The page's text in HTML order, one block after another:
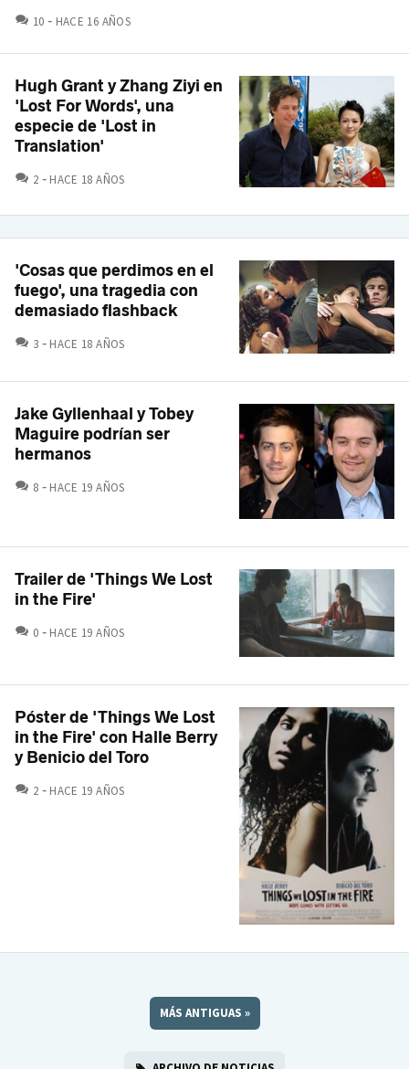
10 COMENTARIOS
HACE 16 AÑOS
Hugh Grant y Zhang Ziyi en
'Lost For Words', una
especie de 'Lost in
Translation'
2 COMENTARIOS
HACE 18 AÑOS
'Cosas que perdimos en el
fuego', una tragedia con
demasiado flashback
3 COMENTARIOS
HACE 18 AÑOS
Jake Gyllenhaal y Tobey
Maguire podrían ser
hermanos
8 COMENTARIOS
HACE 19 AÑOS
Trailer de 'Things We Lost
in the Fire'
0 COMENTARIOS
HACE 19 AÑOS
Póster de 'Things We Lost
in the Fire' con Halle Berry
y Benicio del Toro
2 COMENTARIOS
HACE 19 AÑOS
MÁS ANTIGUAS »